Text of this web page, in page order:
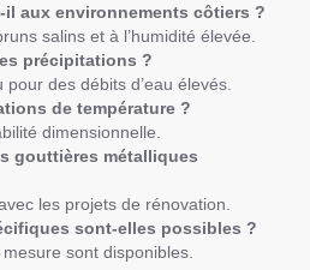
aux environnements côtiers ?
salins et à l’humidité élevée.
précipitations ?
des débits d’eau élevés.
de température ?
dimensionnelle.
gouttières métalliques
les projets de rénovation.
sont-elles possibles ?
sont disponibles.